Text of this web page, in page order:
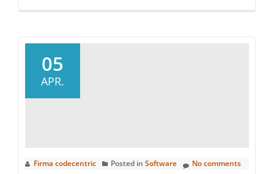
05
APR.
Firma codecentric Posted in Software No comments